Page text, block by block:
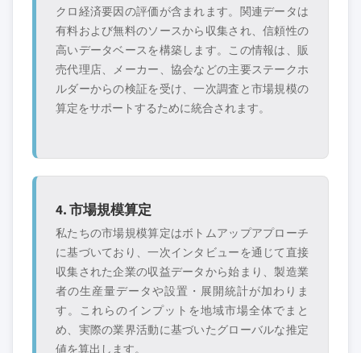
クロ経済要因の評価が含まれます。関連データは
有料および無料のソースから収集され、信頼性の
高いデータベースを構築します。この情報は、販
売代理店、メーカー、協会などの主要ステークホ
ルダーからの検証を受け、一次調査と市場規模の
算定をサポートするために統合されます。
4. 市場規模算定
私たちの市場規模算定はボトムアップアプローチ
に基づいており、一次インタビューを通じて直接
収集された企業の収益データから始まり、製造業
者の生産量データや設置・展開統計が加わりま
す。これらのインプットを地域市場全体でまと
め、実際の業界活動に基づいたグローバルな推定
値を算出します。